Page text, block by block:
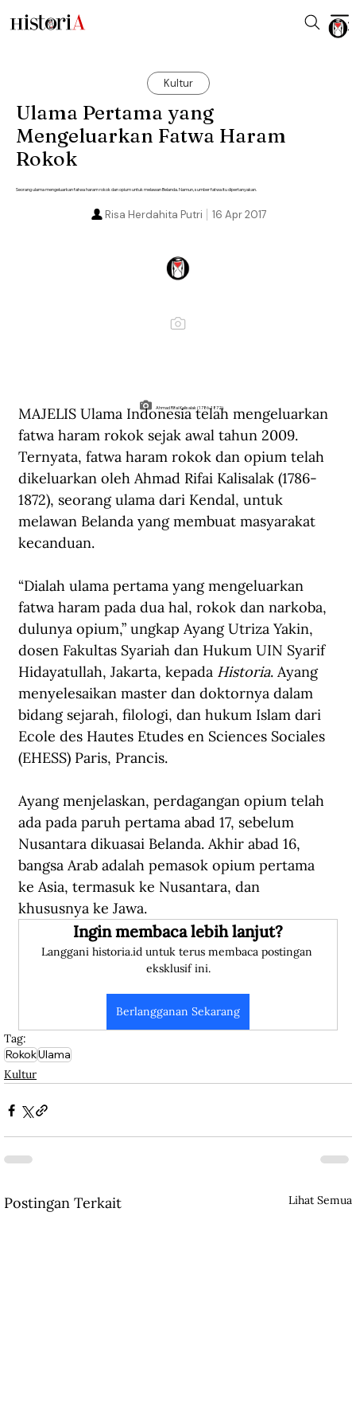
Kultur
Ulama Pertama yang
Mengeluarkan Fatwa Haram
Rokok
Seorang ulama mengeluarkan fatwa haram rokok dan opium untuk melawan Belanda. Namun, sumber fatwa itu dipertanyakan.
16 Apr 2017
Risa Herdahita Putri
Ahmad Rifai Kalisalak (1786-1872).
MAJELIS Ulama Indonesia telah mengeluarkan
fatwa haram rokok sejak awal tahun 2009.
Ternyata, fatwa haram rokok dan opium telah
dikeluarkan oleh Ahmad Rifai Kalisalak (1786-
1872), seorang ulama dari Kendal, untuk
melawan Belanda yang membuat masyarakat
kecanduan.
“Dialah ulama pertama yang mengeluarkan
fatwa haram pada dua hal, rokok dan narkoba,
dulunya opium,” ungkap Ayang Utriza Yakin,
dosen Fakultas Syariah dan Hukum UIN Syarif
Hidayatullah, Jakarta, kepada Historia. Ayang
menyelesaikan master dan doktornya dalam
bidang sejarah, filologi, dan hukum Islam dari
Ecole des Hautes Etudes en Sciences Sociales
(EHESS) Paris, Prancis.
Ayang menjelaskan, perdagangan opium telah
ada pada paruh pertama abad 17, sebelum
Nusantara dikuasai Belanda. Akhir abad 16,
bangsa Arab adalah pemasok opium pertama
ke Asia, termasuk ke Nusantara, dan
khususnya ke Jawa.
Ingin membaca lebih lanjut?
Langgani historia.id untuk terus membaca postingan
eksklusif ini.
Berlangganan Sekarang
Tag:
RokokUlama
Kultur
Postingan Terkait Lihat Semua